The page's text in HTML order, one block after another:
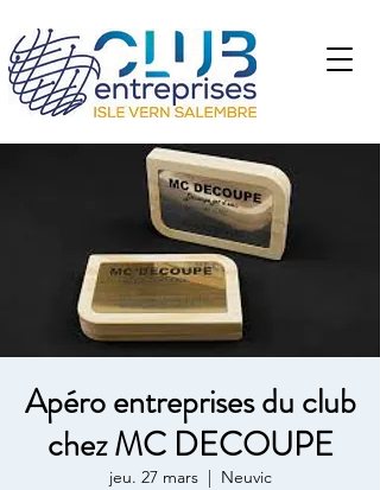
Apéro entreprises du club
chez MC DECOUPE
jeu. 27 mars
  |
Neuvic